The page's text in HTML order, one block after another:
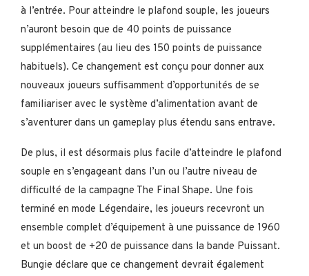
à l’entrée. Pour atteindre le plafond souple, les joueurs
n’auront besoin que de 40 points de puissance
supplémentaires (au lieu des 150 points de puissance
habituels). Ce changement est conçu pour donner aux
nouveaux joueurs suffisamment d’opportunités de se
familiariser avec le système d’alimentation avant de
s’aventurer dans un gameplay plus étendu sans entrave.
De plus, il est désormais plus facile d’atteindre le plafond
souple en s’engageant dans l’un ou l’autre niveau de
difficulté de la campagne The Final Shape. Une fois
terminé en mode Légendaire, les joueurs recevront un
ensemble complet d’équipement à une puissance de 1960
et un boost de +20 de puissance dans la bande Puissant.
Bungie déclare que ce changement devrait également